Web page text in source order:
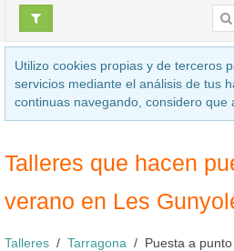
Utilizo cookies propias y de terceros
servicios mediante el análisis de tus
continuas navegando, considero que
Talleres que hacen
verano en Les
Talleres Tarragona Puesta a